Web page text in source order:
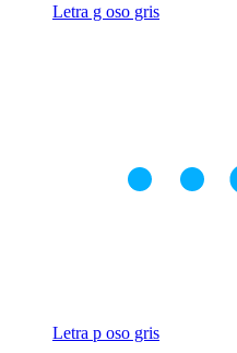
Letra g oso gris
Letra p oso gris